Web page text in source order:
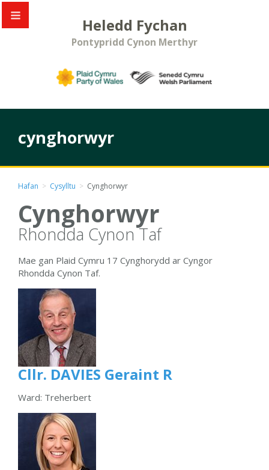
Heledd Fychan
Pontypridd Cynon Merthyr
cynghorwyr
Hafan > Cysylltu > Cynghorwyr
Cynghorwyr
Rhondda Cynon Taf
Mae gan Plaid Cymru 17 Cynghorydd ar Cyngor
Rhondda Cynon Taf.
Cllr. DAVIES Geraint R
Ward: Treherbert